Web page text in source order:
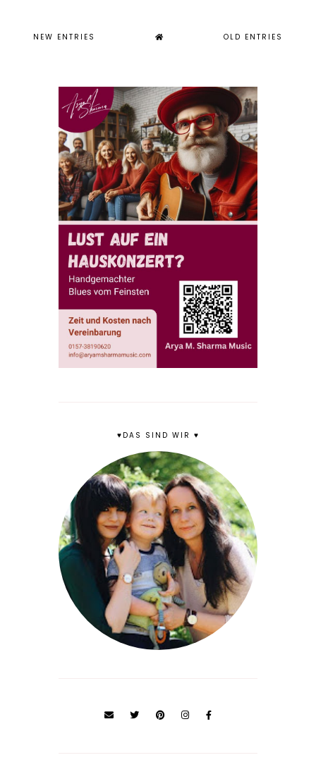
NEW ENTRIES OLD ENTRIES
♥DAS SIND WIR ♥